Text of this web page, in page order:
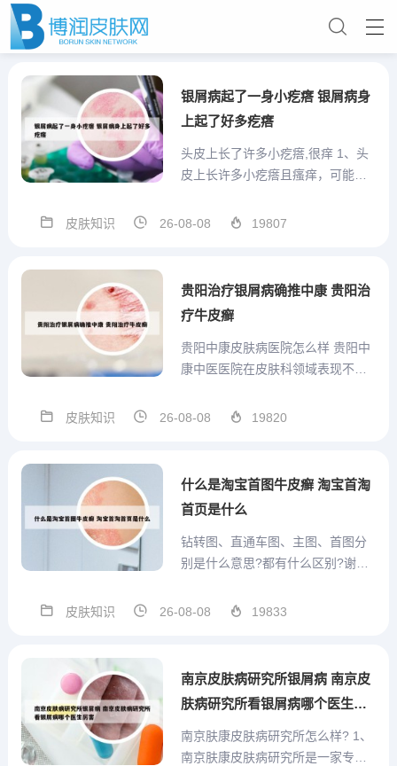
银屑病起了一身小疙瘩 银屑病身
上起了好多疙瘩
头皮上长了许多小疙瘩,很痒 1、头
皮上长许多小疙瘩且瘙痒，可能由
见病因感染：细菌感染（如毛囊
疱，伴瘙痒或疼痛。真菌感染可能
皮肤知识 26-08-08 19807
贵阳治疗银屑病确推中康 贵阳治
疗牛皮癣
贵阳中康皮肤病医院怎么样 贵阳中
康中医医院在皮肤科领域表现不
的方法应对各类皮肤问题，显著降
从业者，从事皮肤病临床诊疗工作
皮肤知识 26-08-08 19820
什么是淘宝首图牛皮癣 淘宝首淘
首页是什么
钻转图、直通车图、主图、首图分
别是什么意思?都有什么区别?谢谢!
置制作的图片，常见于淘宝首页的
如淘宝PC首焦为520*280，淘宝无
皮肤知识 26-08-08 19833
南京皮肤病研究所银屑病 南京皮
肤病研究所看银屑病哪个医生厉
害
南京肤康皮肤病研究所怎么样? 1、
南京肤康皮肤病研究所是一家专业